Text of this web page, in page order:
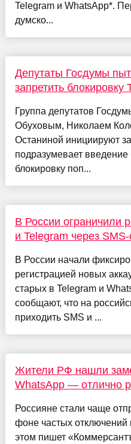
Telegram и WhatsApp*.
думско...
Депутаты Госдумы
запретить
Группа депутатов
Обуховым, Николаем
Останиной инициируют
подразумевает
блокировку поп...
В России ограничили
и Telegram через
В России начали
регистрацией новых
старых в Telegram и
сообщают, что на
приходить SMS и ...
Жители РФ нашли
WhatsApp — отлично
Россияне стали чаще
фоне частых отключений
этом пишет